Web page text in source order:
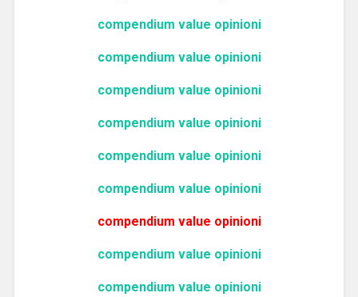
compendium value opinioni
compendium value opinioni
compendium value opinioni
compendium value opinioni
compendium value opinioni
compendium value opinioni
compendium value opinioni
compendium value opinioni
compendium value opinioni